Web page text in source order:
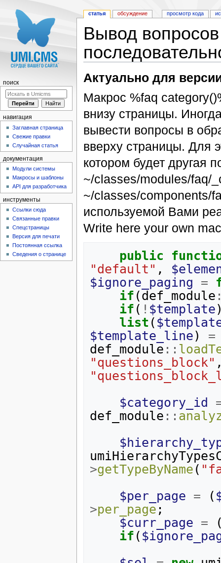
Вывод
Актуально для
Макрос %faq
внизу страницы.
вывести вопросы в
вверху страницы. Для
котором будет другая
~/classes/modules/faq/
~/classes/components/
используемой Вами
Write here your own
public
"default" ,
$ignore_paging
=
if (def_module
if ( ! $template
list (
$template_line)
=
def_module ::
"questions_block"
$category_id
def_module ::
>getTypeByName (
$per_page = (
>per_page ;
$curr_page =
if (
статья обсуждение просмотр кода
поиск
навигация
Заглавная страница
Свежие правки
Случайная статья
документация
Модули системы
Макросы и шаблоны
API для разработчика
инструменты
Ссылки сюда
Связанные правки
Спецстраницы
Версия для печати
Постоянная ссылка
Сведения о странице